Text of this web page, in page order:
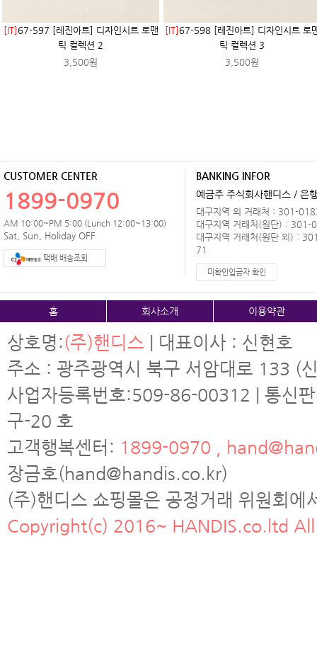
[IT]67-597 [레진아트] 디자인시트 로맨
틱 컬렉션 2
3,500원
[IT]67-598 [레진아트] 디자인시트 로
틱 컬렉션 3
3,500원
CUSTOMER CENTER
1899-0970
AM 10:00~PM 5:00 (Lunch 12:00~13:00)
Sat, Sun, Holiday OFF
택배 배송조회
BANKING INFOR
예금주 주식회사핸디스 / 은
대구지역 외 거래처 : 301-
대구지역 거래처(원단) :
대구지역 거래처(원단 외) :
71
미확인입금자 확인
홈 회사소개 이용약관
상호명:(주)핸디스 | 대표이사 : 신현호
주소 : 광주광역시 북구 서암대로 133 (
사업자등록번호:509-86-00312 | 통신
구-20 호
고객행복센터: 1899-0970 ,
장금호(hand@handis.co.kr)
(주)핸디스 쇼핑몰은 공정거래 위원회
Copyright(c) 2016~ HANDIS.co.ltd